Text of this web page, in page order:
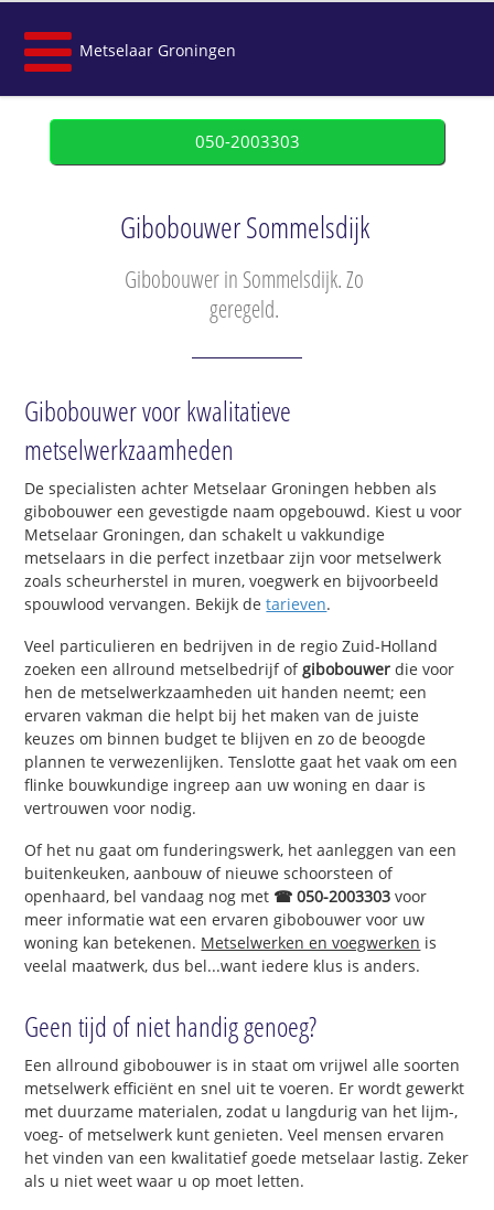
Metselaar Groningen
050-2003303
Gibobouwer Sommelsdijk
Gibobouwer in Sommelsdijk. Zo
geregeld.
Gibobouwer voor kwalitatieve
metselwerkzaamheden
De specialisten achter Metselaar Groningen hebben als
gibobouwer een gevestigde naam opgebouwd. Kiest u voor
Metselaar Groningen, dan schakelt u vakkundige
metselaars in die perfect inzetbaar zijn voor metselwerk
zoals scheurherstel in muren, voegwerk en bijvoorbeeld
spouwlood vervangen. Bekijk detarieven.
Veel particulieren en bedrijven in de regio Zuid-Holland
zoeken een allround metselbedrijf ofgibobouwer die voor
hen de metselwerkzaamheden uit handen neemt; een
ervaren vakman die helpt bij het maken van de juiste
keuzes om binnen budget te blijven en zo de beoogde
plannen te verwezenlijken. Tenslotte gaat het vaak om een
flinke bouwkundige ingreep aan uw woning en daar is
vertrouwen voor nodig.
Of het nu gaat om funderingswerk, het aanleggen van een
buitenkeuken, aanbouw of nieuwe schoorsteen of
openhaard, bel vandaag nog met ☎ 050-2003303 voor
meer informatie wat een ervaren gibobouwer voor uw
woning kan betekenen. Metselwerken en voegwerken is
veelal maatwerk, dus bel...want iedere klus is anders.
Geen tijd of niet handig genoeg?
Een allround gibobouwer is in staat om vrijwel alle soorten
metselwerk efficiënt en snel uit te voeren. Er wordt gewerkt
met duurzame materialen, zodat u langdurig van het lijm-,
voeg- of metselwerk kunt genieten. Veel mensen ervaren
het vinden van een kwalitatief goede metselaar lastig. Zeker
als u niet weet waar u op moet letten.